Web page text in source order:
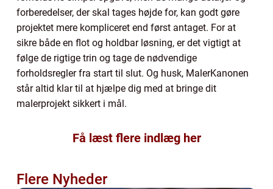
forberedelser, der skal tages højde for, kan godt gøre
projektet mere kompliceret end først antaget. For at
sikre både en flot og holdbar løsning, er det vigtigt at
følge de rigtige trin og tage de nødvendige
forholdsregler fra start til slut. Og husk, MalerKanonen
står altid klar til at hjælpe dig med at bringe dit
malerprojekt sikkert i mål.
Få læst flere indlæg her
Flere Nyheder